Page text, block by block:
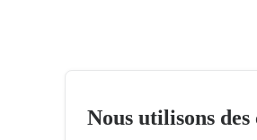
Nous utilisons des